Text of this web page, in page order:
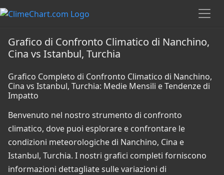
Grafico di Confronto Climatico di Nanchino,
Cina vs Istanbul, Turchia
Grafico Completo di Confronto Climatico di Nanchino,
Cina vs Istanbul, Turchia: Medie Mensili e Tendenze di
Impatto
Benvenuto nel nostro strumento di confronto
climatico, dove puoi esplorare e confrontare le
condizioni meteorologiche di Nanchino, Cina e
Istanbul, Turchia. I nostri grafici completi forniscono
informazioni dettagliate sulle variazioni di